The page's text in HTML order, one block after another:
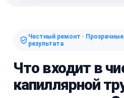
Честный ремонт · Прозрачные
результата
Что входит в
капиллярной